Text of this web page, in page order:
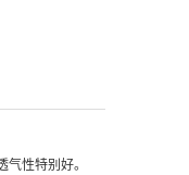
性特别好。